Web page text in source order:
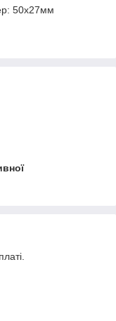
50x27мм